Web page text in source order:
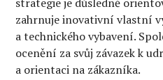
zahrnuje inovativní vlastní
a technického vybavení.
ocenění za svůj závazek k
a orientaci na zákazníka.